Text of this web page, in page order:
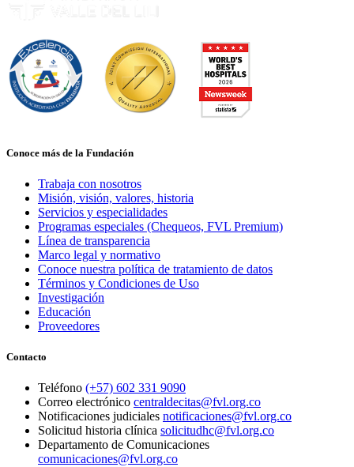
Conoce más de la Fundación
Trabaja con nosotros
Misión, visión, valores, historia
Servicios y especialidades
Programas especiales (Chequeos, FVL Premium)
Línea de transparencia
Marco legal y normativo
Conoce nuestra política de tratamiento de datos
Términos y Condiciones de Uso
Investigación
Educación
Proveedores
Contacto
Teléfono (+57) 602 331 9090
Correo electrónico centraldecitas@fvl.org.co
Notificaciones judiciales notificaciones@fvl.org.co
Solicitud historia clínica solicitudhc@fvl.org.co
Departamento de Comunicaciones
comunicaciones@fvl.org.co